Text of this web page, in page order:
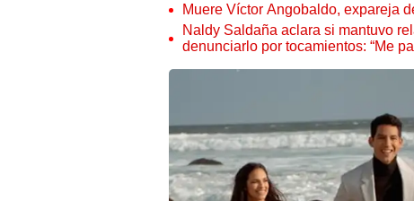
Muere Víctor Angobaldo, expareja
Naldy Saldaña aclara si mantuvo
denunciarlo por tocamientos: “Me